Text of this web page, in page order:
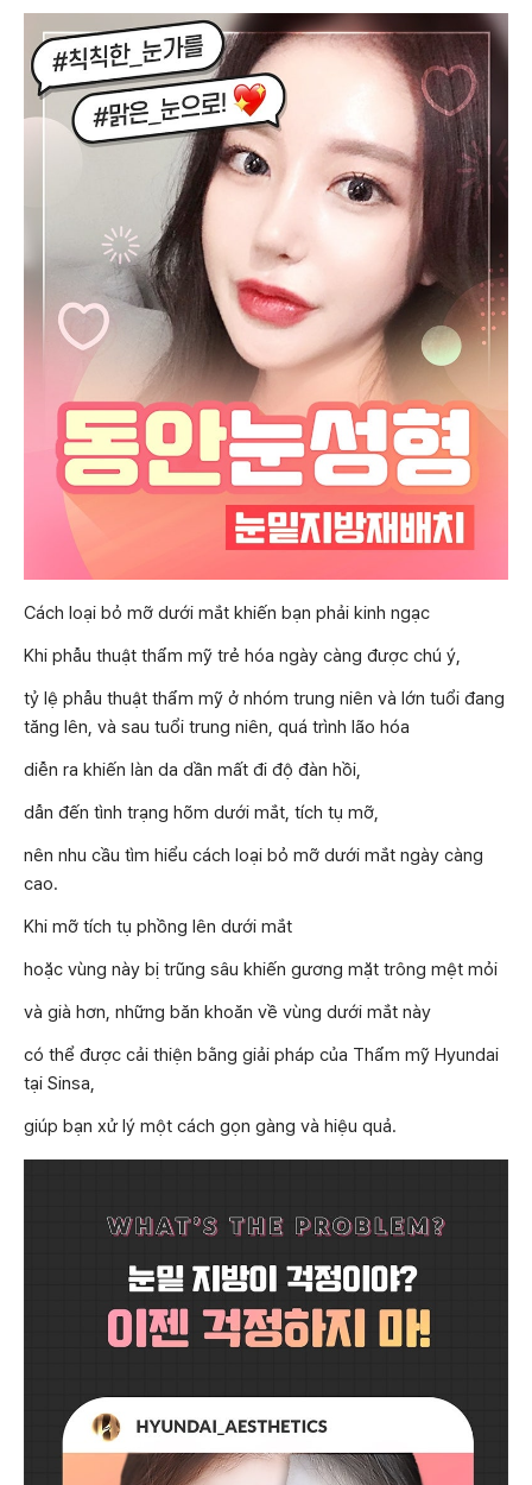
Cách loại bỏ mỡ dưới mắt khiến bạn phải kinh ngạc
Khi phẫu thuật thẩm mỹ trẻ hóa ngày càng được chú ý,
tỷ lệ phẫu thuật thẩm mỹ ở nhóm trung niên và lớn tuổi đang
tăng lên, và sau tuổi trung niên, quá trình lão hóa
diễn ra khiến làn da dần mất đi độ đàn hồi,
dẫn đến tình trạng hõm dưới mắt, tích tụ mỡ,
nên nhu cầu tìm hiểu cách loại bỏ mỡ dưới mắt ngày càng
cao.
Khi mỡ tích tụ phồng lên dưới mắt
hoặc vùng này bị trũng sâu khiến gương mặt trông mệt mỏi
và già hơn, những băn khoăn về vùng dưới mắt này
có thể được cải thiện bằng giải pháp của Thẩm mỹ Hyundai
tại Sinsa,
giúp bạn xử lý một cách gọn gàng và hiệu quả.